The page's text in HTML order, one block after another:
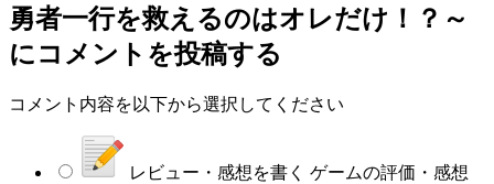
勇者一行を救えるのはオレだけ！？～
にコメントを投稿する
コメント内容を以下から選択してください
レビュー・感想を書く ゲームの評価・感想